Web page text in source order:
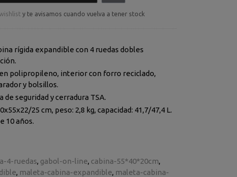
y te avisamos cuando vuelva a tener stock
rígida expandible con 4 ruedas dobles
en polipropileno, interior con forro reciclado,
y bolsillos.
de seguridad y cerradura TSA.
25 cm, peso: 2,8 kg, capacidad: 41,7/47,4 L.
10 años.
4-ruedas gabol-on-line cabina-55*40*20cm
maleta-cabina-expandible maleta-cabina-